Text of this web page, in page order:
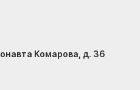
Комарова, д. 36